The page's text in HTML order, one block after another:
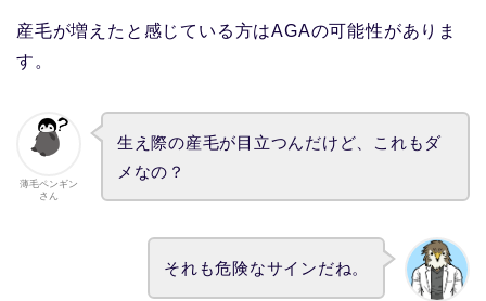
産毛が増えたと感じている方はAGAの可能性がありま
す。
薄毛ペンギン
さん
生え際の産毛が目立つんだけど、これもダ
メなの？
それも危険なサインだね。